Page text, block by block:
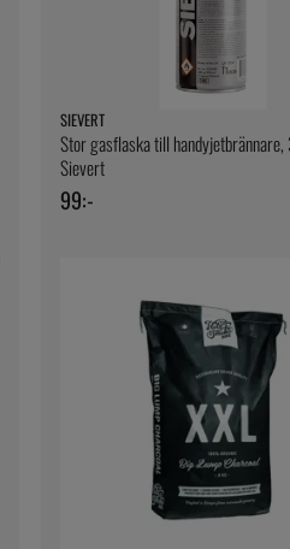
SIEVERT
Stor gasflaska till
Sievert
99:-